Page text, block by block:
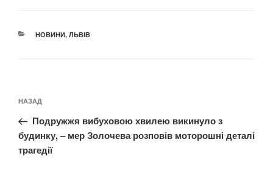
КАТЕГОРІЇ
НОВИНИ, ЛЬВІВ
записів
Попередній
запис:
НАЗАД
Подружжя вибуховою хвилею викинуло з
будинку, – мер Золочева розповів моторошні деталі
трагедії